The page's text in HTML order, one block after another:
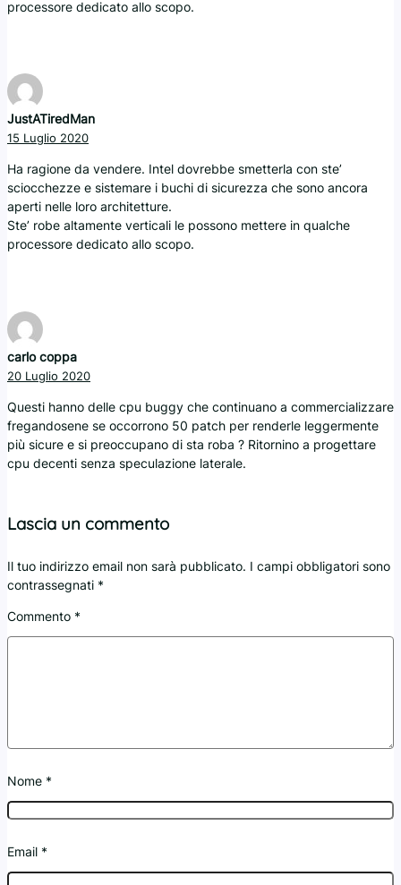
processore dedicato allo scopo.
JustATiredMan
15 Luglio 2020
Ha ragione da vendere. Intel dovrebbe smetterla con ste’
sciocchezze e sistemare i buchi di sicurezza che sono ancora
aperti nelle loro architetture.
Ste’ robe altamente verticali le possono mettere in qualche
processore dedicato allo scopo.
carlo coppa
20 Luglio 2020
Questi hanno delle cpu buggy che continuano a commercializzare
fregandosene se occorrono 50 patch per renderle leggermente
più sicure e si preoccupano di sta roba ? Ritornino a progettare
cpu decenti senza speculazione laterale.
Lascia un commento
Il tuo indirizzo email non sarà pubblicato. I campi obbligatori sono
contrassegnati *
Commento *
Nome *
Email *